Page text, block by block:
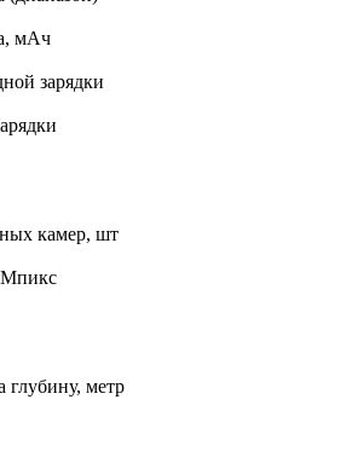
мАч
зарядки
камер, шт
Мпикс
глубину, метр